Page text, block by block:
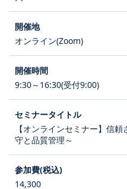
オンライン(Zoom)
9:30～16:30(受付9:00)
【オンラインセミナー】信
守と品質管理～
14,300